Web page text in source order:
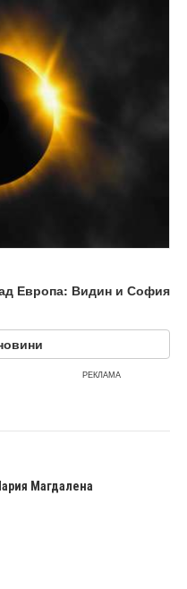
Европа: Видин и София
РЕКЛАМА
Магдалена